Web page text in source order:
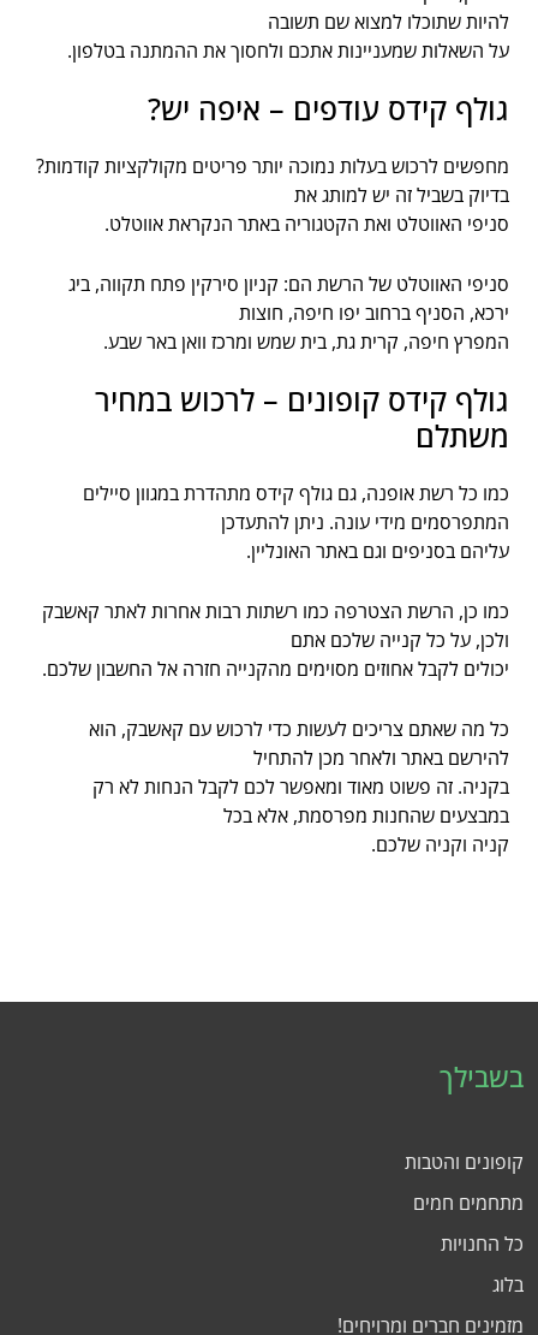
להיות שתוכלו למצוא שם תשובה
על השאלות שמעניינות אתכם ולחסוך את ההמתנה בטלפון.
גולף קידס עודפים – איפה יש?
מחפשים לרכוש בעלות נמוכה יותר פריטים מקולקציות קודמות?
בדיוק בשביל זה יש למותג את
סניפי האווטלט ואת הקטגוריה באתר הנקראת אווטלט.
סניפי האווטלט של הרשת הם: קניון סירקין פתח תקווה, ביג
ירכא, הסניף ברחוב יפו חיפה, חוצות
המפרץ חיפה, קרית גת, בית שמש ומרכז וואן באר שבע.
גולף קידס קופונים – לרכוש במחיר
משתלם
כמו כל רשת אופנה, גם גולף קידס מתהדרת במגוון סיילים
המתפרסמים מידי עונה. ניתן להתעדכן
עליהם בסניפים וגם באתר האונליין.
כמו כן, הרשת הצטרפה כמו רשתות רבות אחרות לאתר קאשבק
ולכן, על כל קנייה שלכם אתם
יכולים לקבל אחוזים מסוימים מהקנייה חזרה אל החשבון שלכם.
כל מה שאתם צריכים לעשות כדי לרכוש עם קאשבק, הוא
להירשם באתר ולאחר מכן להתחיל
בקניה. זה פשוט מאוד ומאפשר לכם לקבל הנחות לא רק
במבצעים שהחנות מפרסמת, אלא בכל
קניה וקניה שלכם.
בשבילך
קופונים והטבות
מתחמים חמים
כל החנויות
בלוג
מזמינים חברים ומרויחים!